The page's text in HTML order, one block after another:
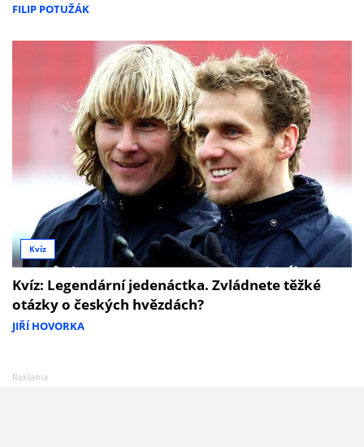
FILIP POTUŽÁK
Kvíz
Kvíz: Legendární jedenáctka. Zvládnete těžké
otázky o českých hvězdách?
JIŘÍ HOVORKA